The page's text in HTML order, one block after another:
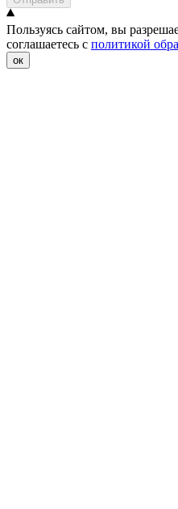
Пользуясь сайтом, вы
соглашаетесь с политикой
ок